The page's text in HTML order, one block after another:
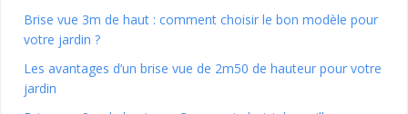
Brise vue 3m de haut : comment choisir le bon modèle pour
votre jardin ?
Les avantages d’un brise vue de 2m50 de hauteur pour votre
jardin